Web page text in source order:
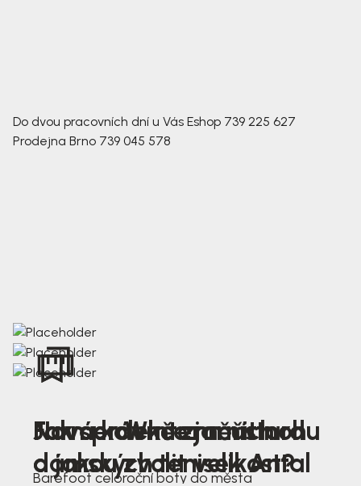
Do dvou pracovních dní u Vás Eshop 739 225 627
Prodejna Brno 739 045 578
Nová kolekce jarních
dámských tenisek Antal
Jak správně změřit nohu
a jakou zvolit velikost?
Farmer Winter mustard
Barefoot celoroční boty do města